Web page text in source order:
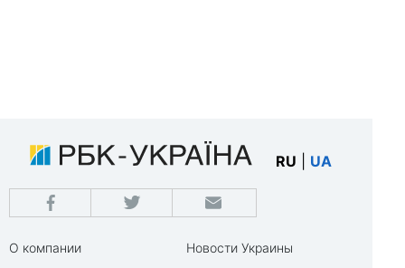
RU UA
О компании
Новости Украины